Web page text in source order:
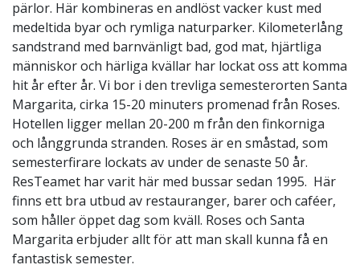
pärlor. Här kombineras en andlöst vacker kust med
medeltida byar och rymliga naturparker. Kilometerlång
sandstrand med barnvänligt bad, god mat, hjärtliga
människor och härliga kvällar har lockat oss att komma
hit år efter år. Vi bor i den trevliga semesterorten Santa
Margarita, cirka 15-20 minuters promenad från Roses.
Hotellen ligger mellan 20-200 m från den finkorniga
och långgrunda stranden. Roses är en småstad, som
semesterfirare lockats av under de senaste 50 år.
ResTeamet har varit här med bussar sedan 1995. Här
finns ett bra utbud av restauranger, barer och caféer,
som håller öppet dag som kväll. Roses och Santa
Margarita erbjuder allt för att man skall kunna få en
fantastisk semester.